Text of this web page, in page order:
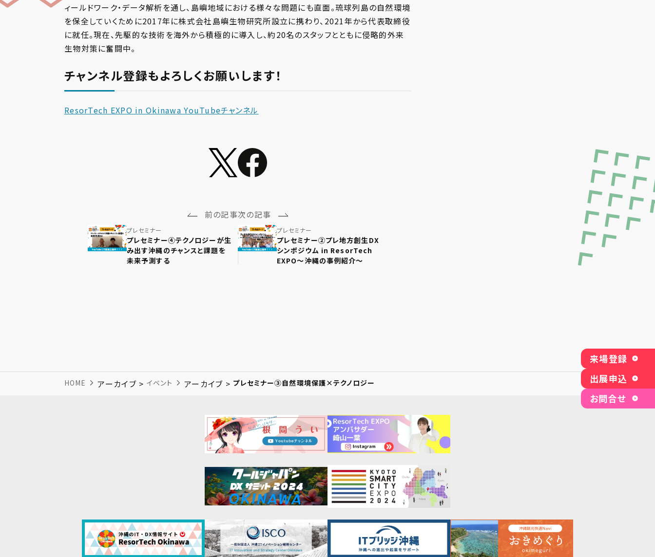
来場登録
出展申込
お問合せ
ィールドワーク・データ解析を通し、島嶼地域における様々な問題にも直面。琉球列島の自然環境
を保全していくために2017年に株式会社島嶼生物研究所設立に携わり、2021年から代表取締役
に就任。現在、先駆的な技術を海外から積極的に導入し、約20名のスタッフとともに侵略的外来
生物対策に奮闘中。​
チャンネル登録もよろしくお願いします！
ResorTech EXPO in Okinawa YouTubeチャンネル
前の記事
プレセミナー
プレセミナー④テクノロジーが生
み出す沖縄のチャンスと課題を
未来予測する
次の記事
プレセミナー
プレセミナー②プレ地方創生DX
シンポジウム in ResorTech
EXPO〜沖縄の事例紹介〜
HOME アーカイブ > イベント アーカイブ > プレセミナー③自然環境保護×テクノロジー